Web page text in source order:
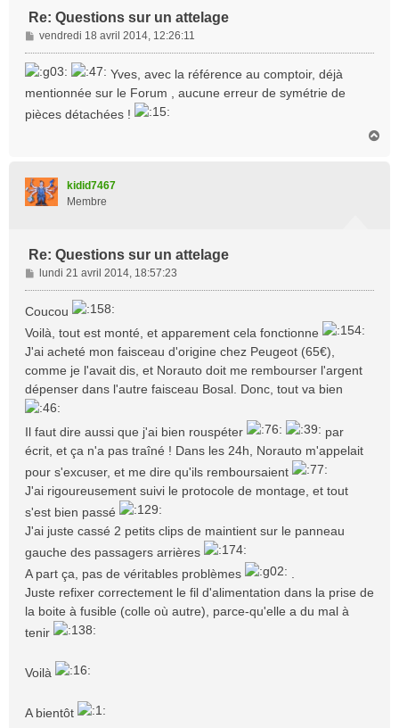
Re: Questions sur un attelage
M
e
s
a
g
vendredi 18 avril 2014, 12:26:11
Yves, avec la référence au comptoir, déjà
mentionnée sur le Forum , aucune erreur de symétrie de
pièces détachées !
kidid7467
Membre
Re: Questions sur un attelage
M
e
a
g
e
lundi 21 avril 2014, 18:57:23
Coucou
Voilà, tout est monté, et apparement cela fonctionne
J'ai acheté mon faisceau d'origine chez Peugeot (65€),
comme je l'avait dis, et Norauto doit me rembourser l'argent
dépenser dans l'autre faisceau Bosal. Donc, tout va bien
Il faut dire aussi que j'ai bien rouspéter
par
écrit, et ça n'a pas traîné ! Dans les 24h, Norauto m'appelait
pour s'excuser, et me dire qu'ils remboursaient
J'ai rigoureusement suivi le protocole de montage, et tout
s'est bien passé
J'ai juste cassé 2 petits clips de maintient sur le panneau
gauche des passagers arrières
A part ça, pas de véritables problèmes
Juste refixer correctement le fil d'alimentation dans la prise de
la boite à fusible (colle où autre), parce-qu'elle a du mal à
tenir
Voilà
A bientôt